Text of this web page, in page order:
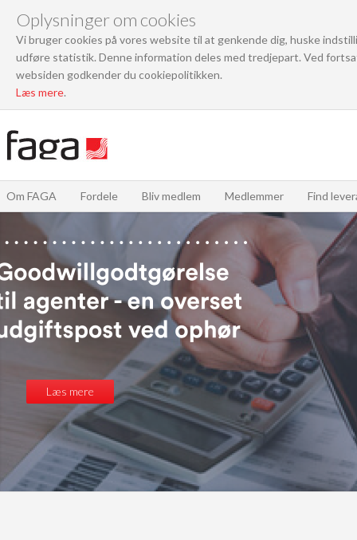
Oplysninger om cookies
Vi bruger cookies på vores website til at genkende dig, huske
udføre statistik. Denne information deles med tredjepart. Ved
websiden godkender du cookiepolitikken.
Læs mere.
Om FAGA Fordele Bliv medlem Medlemmer Find
Læs mere
FAGA er medlem af
SMVdanmark
Som hovederhvervsorganisation arbejder
SMVdanmark for at sikre SMV'er de bedste
betingelser for at drive virksomhed - det kan
FAGA medlem drage nytte af.
Læs mere om SMVdanmark
Søger du ny leverandør?
Så er du kommet til rette sted! For blandt
medlemmer finder du hundredvis af
der kan forny din kollektion med stort set alt
for interiørbranchen.
Læs mere
FAGAs bestyrelse
Vi repræsenterer foreningens medlemmer,
favner bredt - ligefra den selvstændige
større grossister og producenter.
Lær os at kende